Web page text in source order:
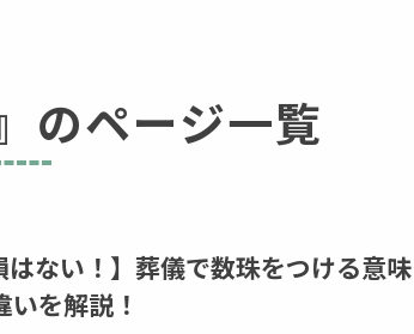
のページ一覧
はない！】葬儀で数珠をつける意
を解説！